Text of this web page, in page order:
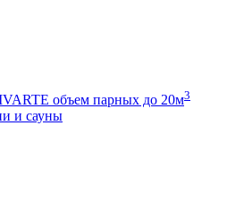
объем парных до 20м3
и сауны